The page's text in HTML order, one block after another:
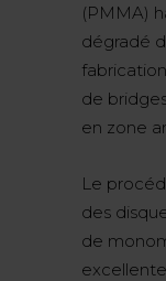
(PMMA)
dégradé
de
en zone
Le
des
de